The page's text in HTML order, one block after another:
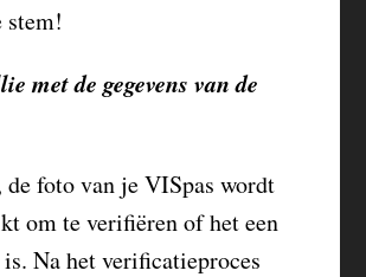
stem!
met de gegevens van de
de foto van je VISpas wordt
om te verifiëren of het een
Na het verificatieproces